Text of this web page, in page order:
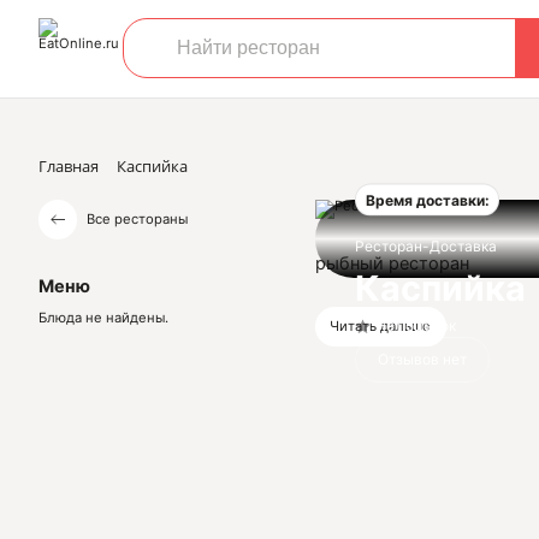
Главная Каспийка
Все рестораны
Меню
Блюда не найдены.
Время доставки:
Ресторан-Доставка
Каспийка
Нет оценок
рыбный ресторан
Читать дальше